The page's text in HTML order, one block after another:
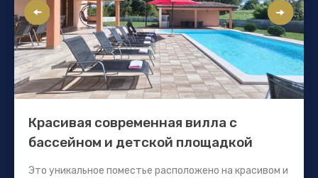
Красивая современная вилла с
бассейном и детской площадкой
Это уникальное поместье расположено на красивом и